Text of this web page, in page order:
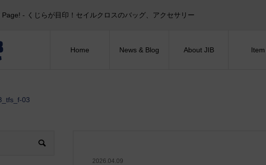
‐ くじらが目印！セイルクロスのバッグ、アクセサリー
Home News & Blog About JIB Item
03
2026.04.09